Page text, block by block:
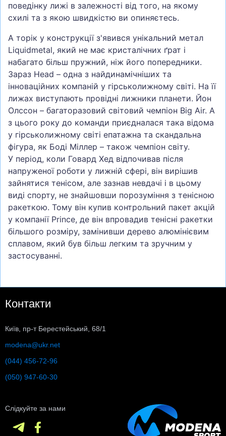
поведінку лижі в залежності від того, на якому
схилі та з якою швидкістю ви опиняєтесь.
А торік у конструкції з'явився унікальний метал
Liquidmetal, який не має кристалічних ґрат і
набагато більш пружний, ніж його попередники.
Зараз Head – одна з найдинамічніших та
інноваційних компаній у гірськолижному світі. На її
лижах виступають провідні лижники планети. Йон
Олссон – багаторазовий світовий чемпіон Big Air. А
з цього року до команди приєдналася така відома
у гірськолижному світі епатажна та скандальна
фігура, як Боді Міллер – також чемпіон світу.
У період, коли Говард Хед відпочивав після
напруженої роботи у лижній сфері, він вирішив
зайнятися тенісом, але зазнав невдачі і в цьому
виді спорту, не знайшовши порозуміння з тенісною
ракеткою. Тому він купив контрольний пакет акцій
у компанії Prince, де він впровадив тенісні ракетки
більшого розміру, замінивши дерево алюмінієвим
сплавом, який був більш легким та зручним у
застосуванні.
Контакти
Київ, пр-т Берестейський, 68/1
modena@ukr.net
(044) 456-72-96
(050) 947-60-30
Слідкуйте за нами